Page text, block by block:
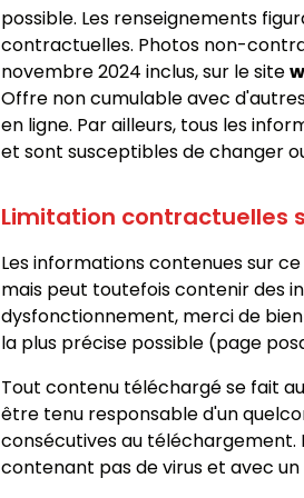
possible. Les renseignements
contractuelles. Photos non-
novembre 2024 inclus, sur le site
Offre non cumulable avec
en ligne. Par ailleurs, tous les
et sont susceptibles de changer
Limitation contractuelles
Les informations contenues sur
mais peut toutefois contenir des
dysfonctionnement, merci de
la plus précise possible (page
Tout contenu téléchargé se fait
être tenu responsable d'un
consécutives au téléchargement.
contenant pas de virus et avec